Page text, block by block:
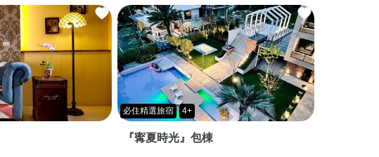
必住精選旅宿 4+
『寗夏時光』包棟